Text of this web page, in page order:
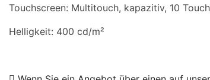
Touchscreen: Multitouch, kapazitiv, 10
Helligkeit: 400 cd/m²